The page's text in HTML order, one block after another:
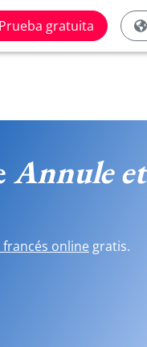
Prueba gratuita
Annule et
online gratis.